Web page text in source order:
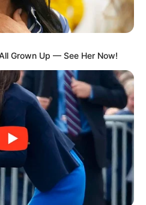
de presentear alguém
de leite também
proporcionam
Não se esqueça lavar
o lado de dentro da caixa.
Grown Up — See Her Now!